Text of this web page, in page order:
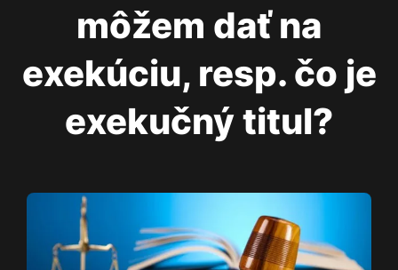
môžem dať na
exekúciu, resp. čo je
exekučný titul?